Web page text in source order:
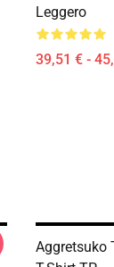
Leggero
39,51 € -
Aggretsuko